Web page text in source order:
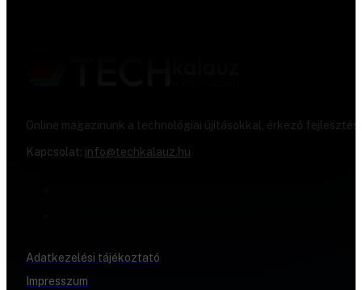
Online magazinunk a technológiai újításokkal, érkező
Kapcsolat: info@techkalauz.hu
Adatkezelési tájékoztató
Impresszum